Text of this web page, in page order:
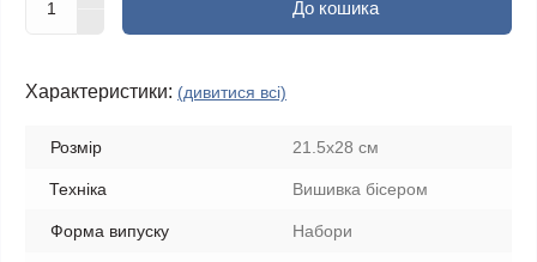
До кошика
Характеристики: (дивитися всі)
Розмір 21.5x28 см
Техніка Вишивка бісером
Форма випуску Набори